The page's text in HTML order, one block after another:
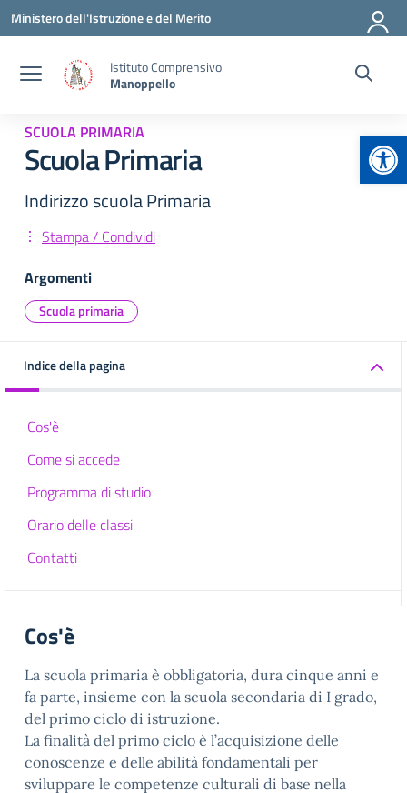
Vai ai contenuti
Vai al menu di navigazione
Vai al footer
Ministero dell'Istruzione e del Merito
Istituto Comprensivo
Manoppello
SCUOLA PRIMARIA
Scuola Primaria
Indirizzo scuola Primaria
Stampa / Condividi
Argomenti
Scuola primaria
Indice della pagina
Cos'è
Come si accede
Programma di studio
Orario delle classi
Contatti
Cos'è
La scuola primaria è obbligatoria, dura cinque anni e
fa parte, insieme con la scuola secondaria di I grado,
del primo ciclo di istruzione.
La finalità del primo ciclo è l’acquisizione delle
conoscenze e delle abilità fondamentali per
sviluppare le competenze culturali di base nella